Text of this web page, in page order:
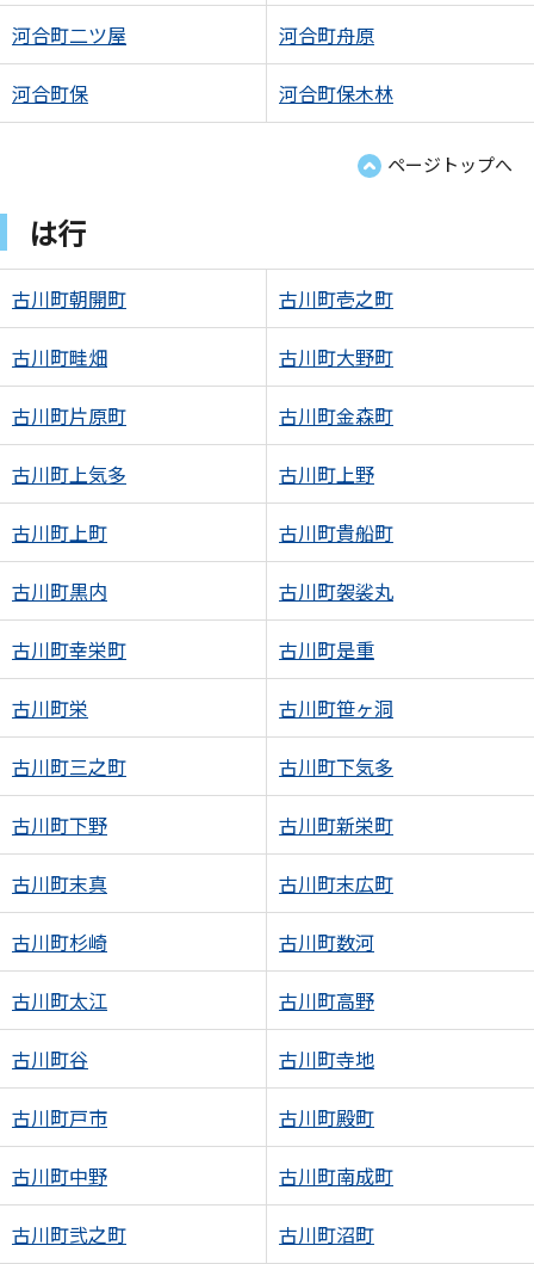
河合町二ツ屋 河合町舟原
河合町保 河合町保木林
ページトップへ
は行
古川町朝開町 古川町壱之町
古川町畦畑 古川町大野町
古川町片原町 古川町金森町
古川町上気多 古川町上野
古川町上町 古川町貴船町
古川町黒内 古川町袈裟丸
古川町幸栄町 古川町是重
古川町栄 古川町笹ヶ洞
古川町三之町 古川町下気多
古川町下野 古川町新栄町
古川町末真 古川町末広町
古川町杉崎 古川町数河
古川町太江 古川町高野
古川町谷 古川町寺地
古川町戸市 古川町殿町
古川町中野 古川町南成町
古川町弐之町 古川町沼町